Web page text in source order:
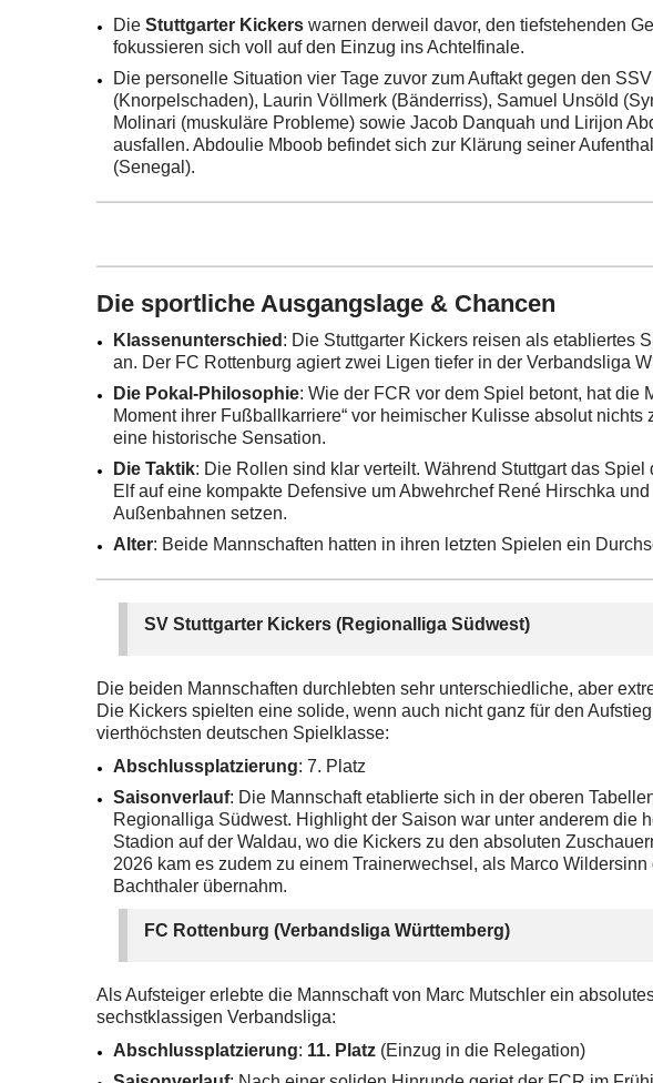
Die Stuttgarter Kickers warnen derweil davor, den tiefstehenden
fokussieren sich voll auf den Einzug ins Achtelfinale.
Die personelle Situation vier Tage zuvor zum Auftakt gegen den
(Knorpelschaden), Laurin Völlmerk (Bänderriss), Samuel Unsöld
Molinari (muskuläre Probleme) sowie Jacob Danquah und Lirijon
ausfallen. Abdoulie Mboob befindet sich zur Klärung seiner
(Senegal).
Die sportliche Ausgangslage & Chancen
Klassenunterschied : Die Stuttgarter Kickers reisen als etabliertes
an. Der FC Rottenburg agiert zwei Ligen tiefer in der Verbandsliga
Die Pokal-Philosophie: Wie der FCR vor dem Spiel betont, hat die
Moment ihrer Fußballkarriere“ vor heimischer Kulisse absolut
eine historische Sensation.
Die Taktik: Die Rollen sind klar verteilt. Während Stuttgart das
Elf auf eine kompakte Defensive um Abwehrchef René Hirschka
Außenbahnen setzen.
Alter: Beide Mannschaften hatten in ihren letzten Spielen ein
SV Stuttgarter Kickers (Regionalliga Südwest)
Die beiden Mannschaften durchlebten sehr unterschiedliche, aber
Die Kickers spielten eine solide, wenn auch nicht ganz für den
vierthöchsten deutschen Spielklasse:
Abschlussplatzierung: 7. Platz
Saisonverlauf: Die Mannschaft etablierte sich in der oberen
Regionalliga Südwest. Highlight der Saison war unter anderem die
Stadion auf der Waldau, wo die Kickers zu den absoluten
2026 kam es zudem zu einem Trainerwechsel, als Marco
Bachthaler übernahm.
FC Rottenburg (Verbandsliga Württemberg)
Als Aufsteiger erlebte die Mannschaft von Marc Mutschler ein
sechstklassigen Verbandsliga:
Abschlussplatzierung: 11. Platz (Einzug in die Relegation)